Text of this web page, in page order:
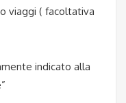
viaggi ( facoltativa
indicato alla